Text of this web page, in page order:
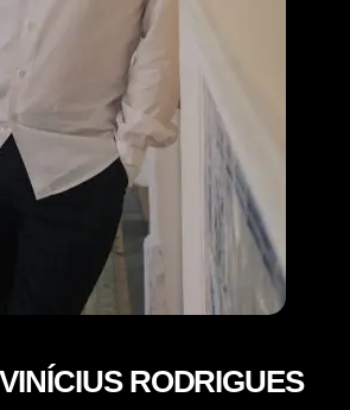
RODRIGUES